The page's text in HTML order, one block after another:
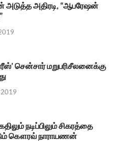
அடுத்த அதிரடி, “ஆபரேஷன்
சென்சார் மறுபரிசீலனைக்கு
நடிப்பிலும் சிகரத்தை
கௌரவ் நாராயணன்